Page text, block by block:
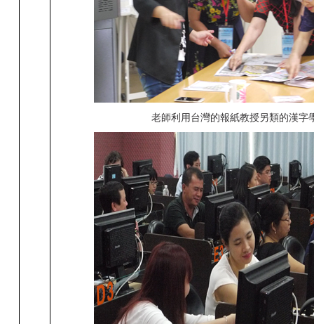
老師利用台灣的報紙教授另類的漢字